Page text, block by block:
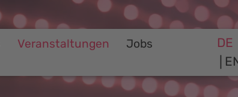
Veranstaltungen
Jobs
DE